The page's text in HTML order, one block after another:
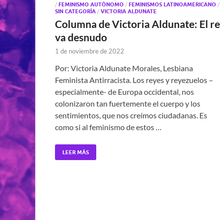
/ FEMINISMO AUTÓNOMO / FEMINISMOS LATINOAMERICANO /
SIN CATEGORÍA / VICTORIA ALDUNATE
Columna de Victoria Aldunate: El
va desnudo
1 de noviembre de 2022
Por: Victoria Aldunate Morales, Lesbiana
Feminista Antirracista. Los reyes y reyezuelos –
especialmente- de Europa occidental, nos
colonizaron tan fuertemente el cuerpo y los
sentimientos, que nos creímos ciudadanas. Es
como si al feminismo de estos …
LEER MÁS